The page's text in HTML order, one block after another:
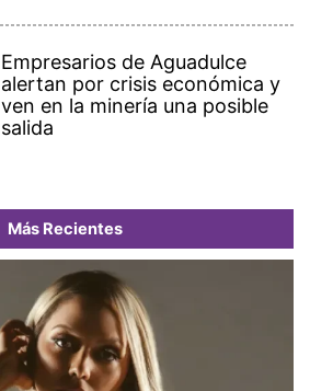
Empresarios de Aguadulce
alertan por crisis económica y
ven en la minería una posible
salida
Más Recientes